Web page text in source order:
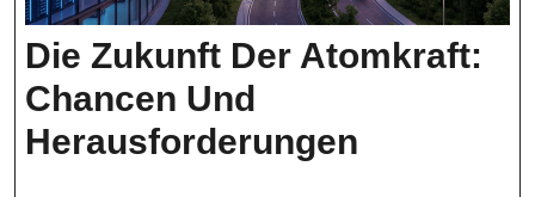
Die Zukunft Der Atomkraft:
Chancen Und
Herausforderungen